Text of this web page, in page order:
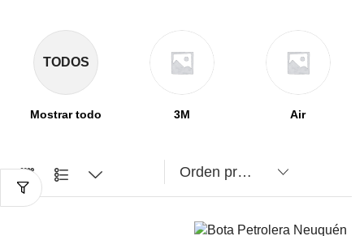
TODOS
Mostrar todo 3M Air